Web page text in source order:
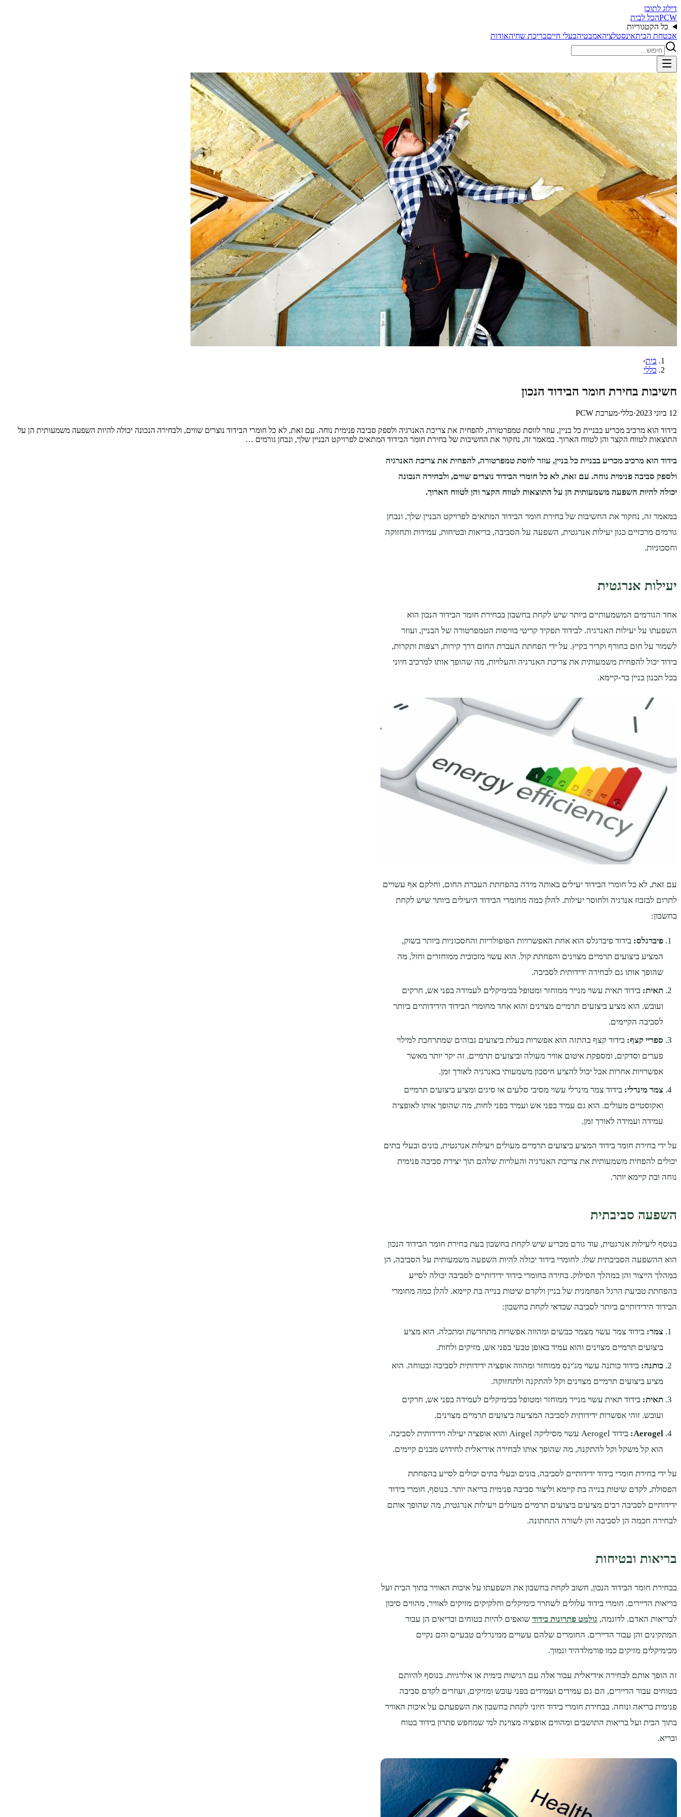
דילוג לתוכן
PCWהכל לבית
כל הקטגוריות
אבטחת הביתאינסטלציהאמבטיהבעלי חייםבריכת שחיהאודות
בית›
כללי
חשיבות בחירת חומר הבידוד הנכון
12 ביוני 2023 ·כללי·מערכת PCW
בידוד הוא מרכיב מכריע בבניית כל בניין, עוזר לווסת טמפרטורה, להפחית את צריכת האנרגיה ולספק סביבה פנימית נוחה. עם זאת, לא כל חומרי הבידוד נוצרים שווים, ולבחירה הנכונה יכולה להיות השפעה משמעותית הן על
התוצאות לטווח הקצר והן לטווח הארוך. במאמר זה, נחקור את החשיבות של בחירת חומר הבידוד המתאים לפרויקט הבניין שלך, ונבחן גורמים …
בידוד הוא מרכיב מכריע בבניית כל בניין, עוזר לווסת טמפרטורה, להפחית את צריכת האנרגיה
ולספק סביבה פנימית נוחה. עם זאת, לא כל חומרי הבידוד נוצרים שווים, ולבחירה הנכונה
יכולה להיות השפעה משמעותית הן על התוצאות לטווח הקצר והן לטווח הארוך.
במאמר זה, נחקור את החשיבות של בחירת חומר הבידוד המתאים לפרויקט הבניין שלך, ונבחן
גורמים מרכזיים כגון יעילות אנרגטית, השפעה על הסביבה, בריאות ובטיחות, עמידות ותחזוקה
וחסכוניות.
יעילות אנרגטית
אחד הגורמים המשמעותיים ביותר שיש לקחת בחשבון בבחירת חומר הבידוד הנכון הוא
השפעתו על יעילות האנרגיה. לבידוד תפקיד קריטי בוויסות הטמפרטורה של הבניין, ועוזר
לשמור על חום בחורף וקריר בקיץ. על ידי הפחתת העברת החום דרך קירות, רצפות ותקרות,
בידוד יכול להפחית משמעותית את צריכת האנרגיה והעלויות, מה שהופך אותו למרכיב חיוני
בכל תכנון בניין בר-קיימא.
עם זאת, לא כל חומרי הבידוד יעילים באותה מידה בהפחתת העברת החום, וחלקם אף עשויים
לתרום לבזבוז אנרגיה ולחוסר יעילות. להלן כמה מחומרי הבידוד היעילים ביותר שיש לקחת
בחשבון:
פיברגלס: בידוד פיברגלס הוא אחת האפשרויות הפופולריות והחסכוניות ביותר בשוק,
המציע ביצועים תרמיים מצוינים והפחתת קול. הוא עשוי מזכוכית ממוחזרים וחול, מה
שהופך אותו גם לבחירה ידידותית לסביבה.
תאית: בידוד תאית עשוי מנייר ממוחזר ומטופל בכימיקלים לעמידה בפני אש, חרקים
ועובש. הוא מציע ביצועים תרמיים מצוינים והוא אחד מחומרי הבידוד הידידותיים ביותר
לסביבה הקיימים.
ספריי קצף: בידוד קצף בהתזה הוא אפשרות בעלת ביצועים גבוהים שמתרחבת למילוי
פערים וסדקים, ומספקת איטום אוויר מעולה וביצועים תרמיים. זה יקר יותר מאשר
אפשרויות אחרות אבל יכול להציע חיסכון משמעותי באנרגיה לאורך זמן.
צמר מינרלי: בידוד צמר מינרלי עשוי מסיבי סלעים או סיגים ומציע ביצועים תרמיים
ואקוסטיים מעולים. הוא גם עמיד בפני אש ועמיד בפני לחות, מה שהופך אותו לאופציה
עמידה ועמידה לאורך זמן.
על ידי בחירת חומר בידוד המציע ביצועים תרמיים מעולים ויעילות אנרגטית, בונים ובעלי בתים
יכולים להפחית משמעותית את צריכת האנרגיה והעלויות שלהם תוך יצירת סביבה פנימית
נוחה ובת קיימא יותר.
השפעה סביבתית
בנוסף ליעילות אנרגטית, עוד גורם מכריע שיש לקחת בחשבון בעת ​​בחירת חומר הבידוד הנכון
הוא ההשפעה הסביבתית שלו. לחומרי בידוד יכולה להיות השפעה משמעותית על הסביבה, הן
במהלך הייצור והן במהלך הסילוק. בחירה בחומרי בידוד ידידותיים לסביבה יכולה לסייע
בהפחתת טביעת הרגל הפחמנית של בניין ולקדם שיטות בנייה בת קיימא. להלן כמה מחומרי
הבידוד הידידותיים ביותר לסביבה שכדאי לקחת בחשבון:
צמר: בידוד צמר עשוי מצמר כבשים ומהווה אפשרות מתחדשת ומתכלה. הוא מציע
ביצועים תרמיים מצוינים והוא עמיד באופן טבעי בפני אש, מזיקים ולחות.
כותנה: בידוד כותנה עשוי מג'ינס ממוחזר ומהווה אופציה ידידותית לסביבה ובטוחה. הוא
מציע ביצועים תרמיים מצוינים וקל להתקנה ולתחזוקה.
תאית: בידוד תאית עשוי מנייר ממוחזר ומטופל בכימיקלים לעמידה בפני אש, חרקים
ועובש. זוהי אפשרות ידידותית לסביבה המציעה ביצועים תרמיים מצוינים.
Aerogel:
בידוד Aerogel עשוי מסיליקה Airgel והוא אופציה יעילה וידידותית לסביבה.
הוא קל משקל וקל להתקנה, מה שהופך אותו לבחירה אידיאלית לחידוש מבנים קיימים.
על ידי בחירת חומרי בידוד ידידותיים לסביבה, בונים ובעלי בתים יכולים לסייע בהפחתת
הפסולת, לקדם שיטות בנייה בת קיימא וליצור סביבה פנימית בריאה יותר. בנוסף, חומרי בידוד
ידידותיים לסביבה רבים מציעים ביצועים תרמיים מעולים ויעילות אנרגטית, מה שהופך אותם
לבחירה חכמה הן לסביבה והן לשורה התחתונה.
בריאות ובטיחות
בבחירת חומר הבידוד הנכון, חשוב לקחת בחשבון את השפעתו על איכות האוויר בתוך הבית ועל
בריאות הדיירים. חומרי בידוד עלולים לשחרר כימיקלים וחלקיקים מזיקים לאוויר, מהווים סיכון
לבריאות האדם. לדוגמה, גולמט פתרונות בידוד שואפים להיות בטוחים ובריאים הן עבור
המתקינים והן עבור הדיירים. החומרים שלהם עשויים ממינרלים טבעיים והם נקיים
מכימיקלים מזיקים כמו פורמלדהיד ונמוך.
זה הופך אותם לבחירה אידיאלית עבור אלה עם רגישות כימית או אלרגיות. בנוסף להיותם
בטוחים עבור הדיירים, הם גם עמידים ועמידים בפני עובש ומזיקים, ועוזרים לקדם סביבה
פנימית בריאה ונוחה. בבחירת חומרי בידוד חיוני לקחת בחשבון את השפעתם על איכות האוויר
בתוך הבית ועל בריאות התושבים ומהווים אופציה מצוינת למי שמחפש פתרון בידוד בטוח
ובריא.